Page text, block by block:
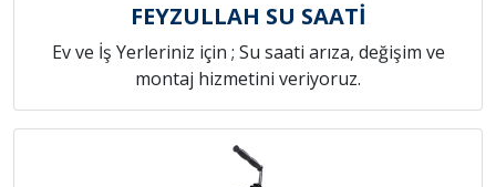
FEYZULLAH SU SAATİ
Ev ve İş Yerleriniz için ; Su saati arıza, değişim ve
montaj hizmetini veriyoruz.